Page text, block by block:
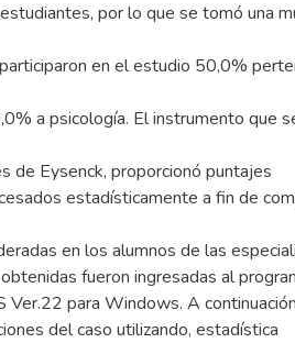
por lo que se tomó una
en el estudio 50,0%
a psicología. El instrumento que
de Eysenck, proporcionó puntajes
estadísticamente a fin de
en los alumnos de las
fueron ingresadas al
Ver.22 para Windows. A
del caso utilizando, estadística